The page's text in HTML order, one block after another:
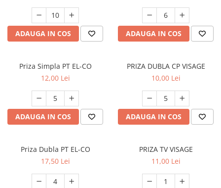
ADAUGA IN COS ADAUGA IN COS
Priza Simpla PT EL-CO
12,00 Lei
ADAUGA IN COS
PRIZA DUBLA CP VISAGE
10,00 Lei
ADAUGA IN COS
Priza Dubla PT EL-CO
17,50 Lei
PRIZA TV VISAGE
11,00 Lei